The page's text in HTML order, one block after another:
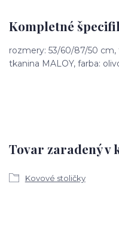
Kompletné
rozmery: 53/60/87/50
tkanina MALOY, farba:
Tovar zaradený v
Kovové stoličky